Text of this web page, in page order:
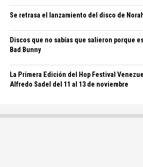
Se retrasa el lanzamiento del disco de
Discos que no sabías que salieron porque
Bad Bunny
La Primera Edición del Hop Festival
Alfredo Sadel del 11 al 13 de noviembre